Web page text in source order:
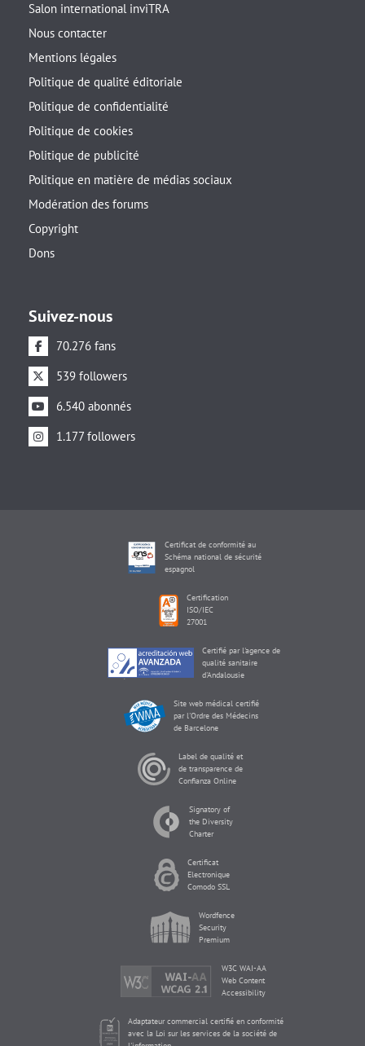
Salon international inviTRA
Nous contacter
Mentions légales
Politique de qualité éditoriale
Politique de confidentialité
Politique de cookies
Politique de publicité
Politique en matière de médias sociaux
Modération des forums
Copyright
Dons
Suivez-nous
70.276 fans
539 followers
6.540 abonnés
1.177 followers
Certificat de conformité au
Schéma national de sécurité
espagnol
Certification
ISO/IEC
27001
Certifié par l'agence de
qualité sanitaire
d'Andalousie
Site web médical certifié
par l'Ordre des Médecins
de Barcelone
Label de qualité et
de transparence de
Confianza Online
Signatory of
the Diversity
Charter
Certificat
Electronique
Comodo SSL
Wordfence
Security
Premium
W3C WAI-AA
Web Content
Accessibility
Adaptateur commercial certifié en conformité
avec la Loi sur les services de la société de